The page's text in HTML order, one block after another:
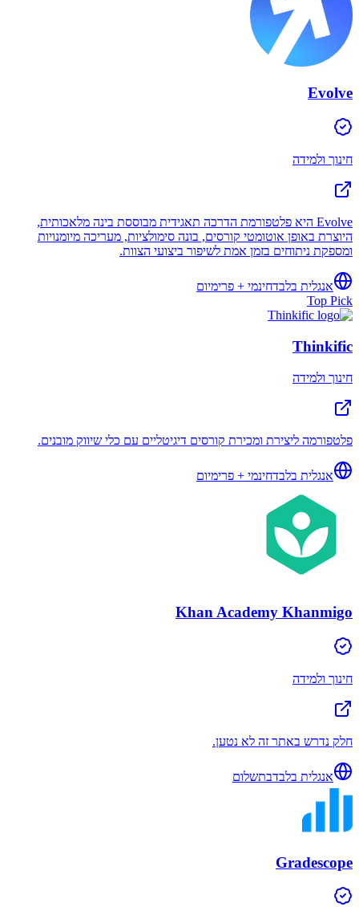
Evolve
חינוך ולמידה
Evolve היא פלטפורמת הדרכה תאגידית מבוססת בינה מלאכותית,
היוצרת באופן אוטומטי קורסים, בונה סימולציות, מעריכה מיומנויות
ומספקת ניתוחים בזמן אמת לשיפור ביצועי הצוות.
אנגלית בלבדחינמי + פרימיום
Top Pick
Thinkific
חינוך ולמידה
פלטפורמה ליצירת ומכירת קורסים דיגיטליים עם כלי שיווק מובנים.
אנגלית בלבדחינמי + פרימיום
Khan Academy Khanmigo
חינוך ולמידה
חלק נדרש באתר זה לא נטען.
אנגלית בלבדבתשלום
Gradescope